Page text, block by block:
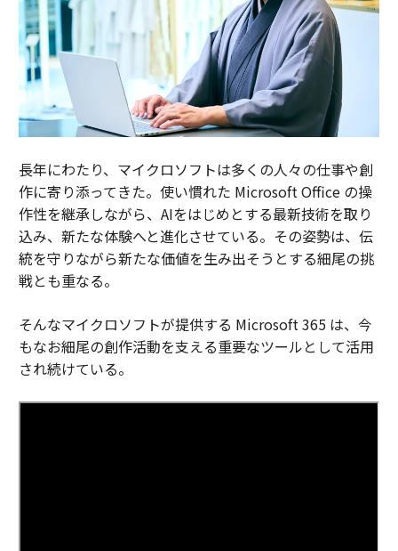
長年にわたり、マイクロソフトは多くの人々の仕事や創
作に寄り添ってきた。使い慣れた Microsoft Office の操
作性を継承しながら、AIをはじめとする最新技術を取り
込み、新たな体験へと進化させている。その姿勢は、伝
統を守りながら新たな価値を生み出そうとする細尾の挑
戦とも重なる。
そんなマイクロソフトが提供する Microsoft 365 は、今
もなお細尾の創作活動を支える重要なツールとして活用
され続けている。